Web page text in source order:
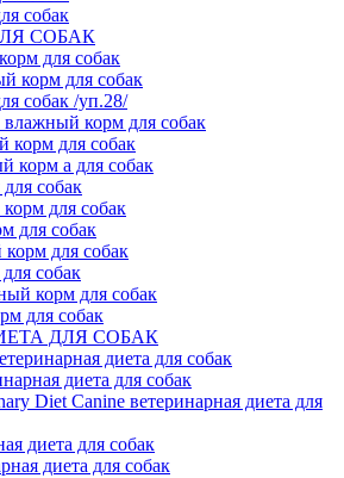
собак
СОБАК
для собак
корм для собак
собак /уп.28/
корм для собак
для собак
корм а для собак
собак
для собак
для собак
для собак
собак
корм для собак
для собак
ДЛЯ СОБАК
диета для собак
диета для собак
Diet Canine ветеринарная диета для
диета для собак
диета для собак